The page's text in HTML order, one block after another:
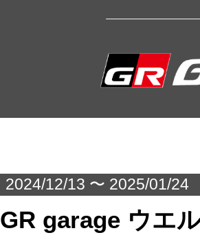
2024/12/13 〜 2025/01/24
GR garage ウエ